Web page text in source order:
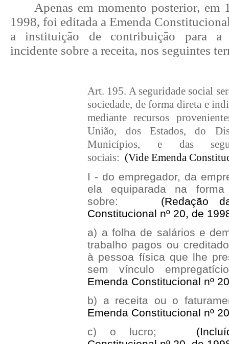
Apenas em momento posterior, em
1998, foi editada a Emenda
a instituição de contribuição para a
incidente sobre a receita, nos seguintes
Art. 195. A seguridade social
sociedade, de forma direta e
mediante recursos
União, dos Estados, do
Municípios, e das
sociais: (Vide Emenda
I - do empregador, da
ela equiparada na
sobre: (Redação
Constitucional nº 20, de
a) a folha de salários e
trabalho pagos ou
à pessoa física que lhe
sem vínculo
Emenda Constitucional nº
b) a receita ou o
Emenda Constitucional nº
c) o lucro;